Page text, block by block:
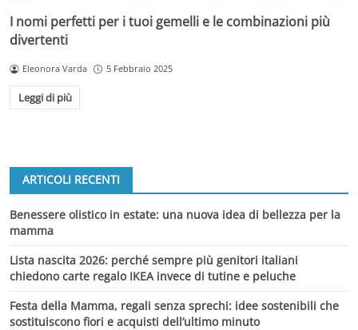
I nomi perfetti per i tuoi gemelli e le combinazioni più
divertenti
Eleonora Varda 5 Febbraio 2025
Leggi di più
ARTICOLI RECENTI
Benessere olistico in estate: una nuova idea di bellezza per la
mamma
Lista nascita 2026: perché sempre più genitori italiani
chiedono carte regalo IKEA invece di tutine e peluche
Festa della Mamma, regali senza sprechi: idee sostenibili che
sostituiscono fiori e acquisti dell’ultimo minuto